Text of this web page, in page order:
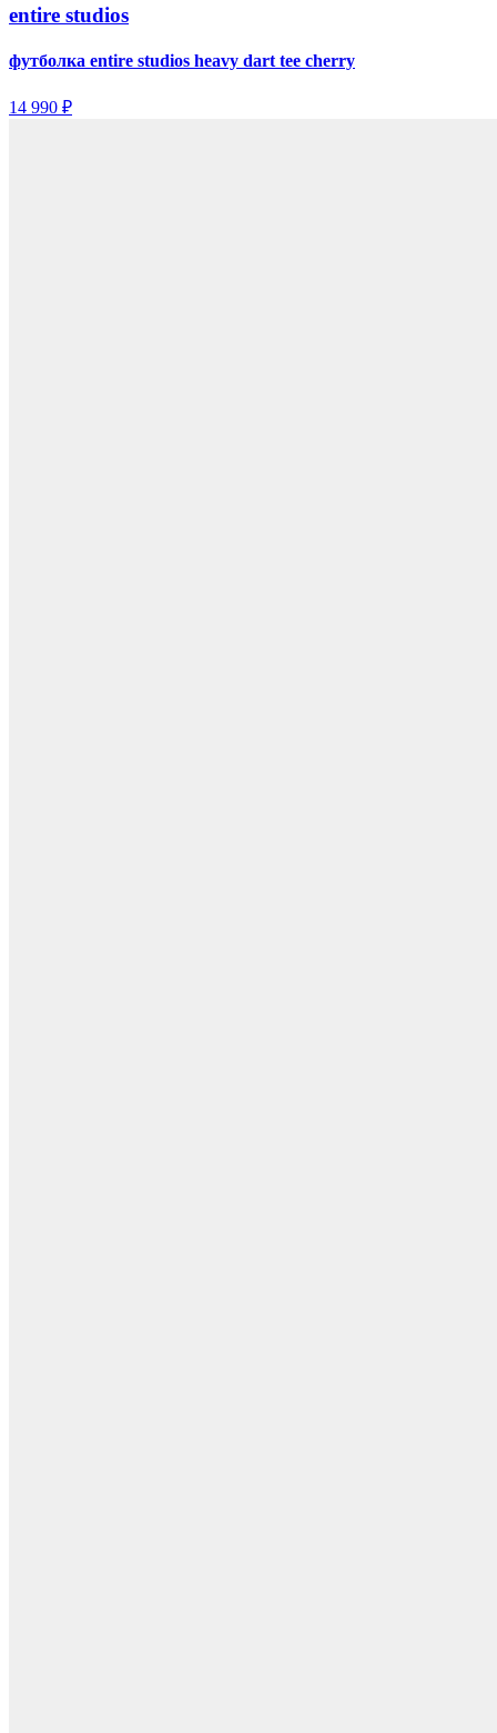
entire studios
футболка entire studios heavy dart tee cherry
14 990 ₽